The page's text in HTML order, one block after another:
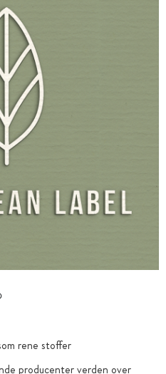
rene stoffer
producenter verden over